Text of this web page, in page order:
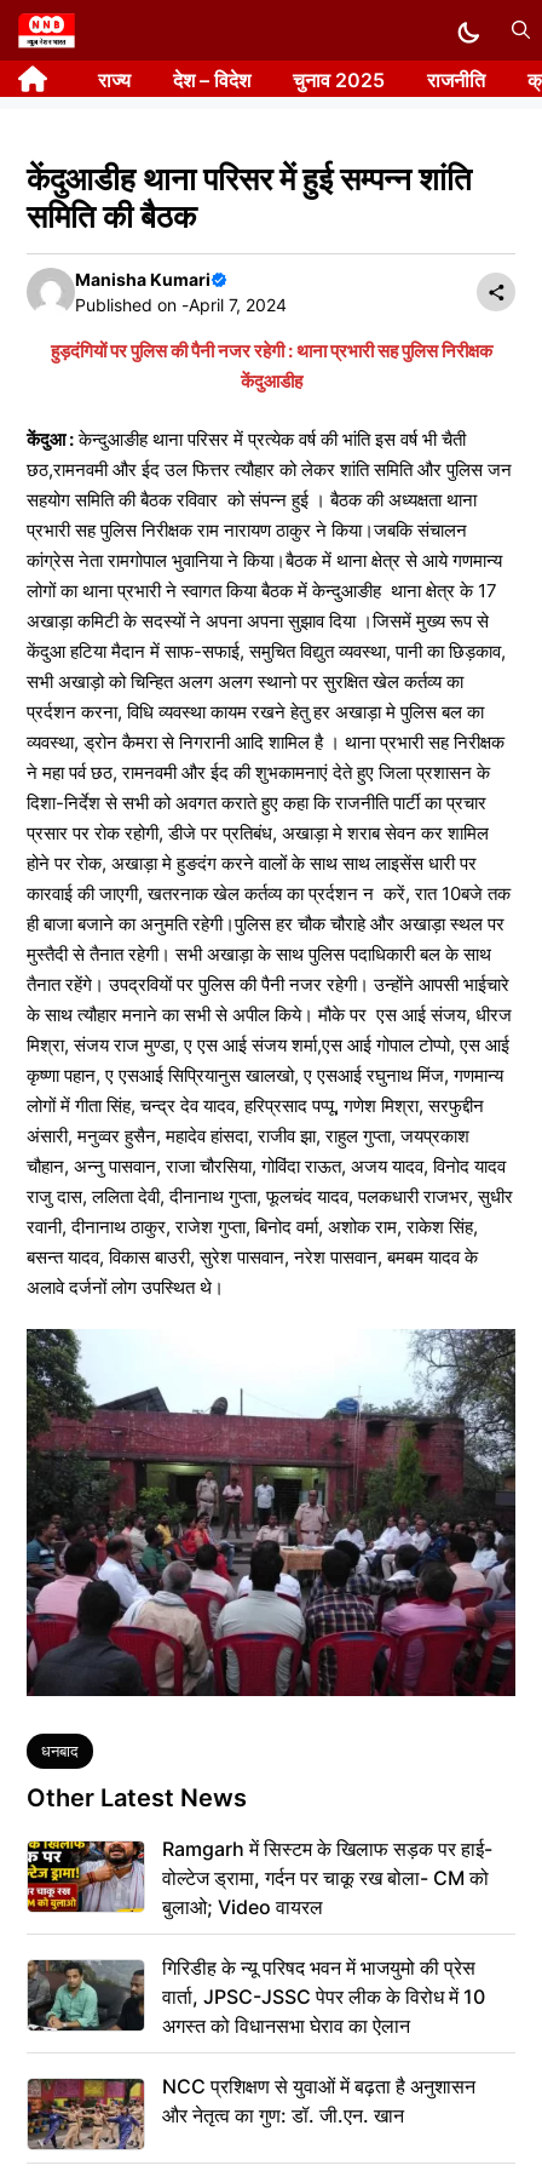
Skip
to
content राज्य देश – विदेश चुनाव 2025 राजनीति
केंदुआडीह थाना परिसर में हुई सम्पन्न शांति
समिति की बैठक
Manisha Kumari
Published on -April 7, 2024
हुड़दंगियों पर पुलिस की पैनी नजर रहेगी : थाना प्रभारी सह पुलिस निरीक्षक
केंदुआडीह
केंदुआ :केन्दुआङीह थाना परिसर में प्रत्येक वर्ष की भांति इस वर्ष भी चैती
छठ,रामनवमी और ईद उल फित्तर त्यौहार को लेकर शांति समिति और पुलिस जन
सहयोग समिति की बैठक रविवार को संपन्न हुई । बैठक की अध्यक्षता थाना
प्रभारी सह पुलिस निरीक्षक राम नारायण ठाकुर ने किया।जबकि संचालन
कांग्रेस नेता रामगोपाल भुवानिया ने किया।बैठक में थाना क्षेत्र से आये गणमान्य
लोगों का थाना प्रभारी ने स्वागत किया बैठक में केन्दुआङीह थाना क्षेत्र के 17
अखाड़ा कमिटी के सदस्यों ने अपना अपना सुझाव दिया ।जिसमें मुख्य रूप से
केंदुआ हटिया मैदान में साफ-सफाई, समुचित विद्युत व्यवस्था, पानी का छिड़काव,
सभी अखाड़ो को चिन्हित अलग अलग स्थानो पर सुरक्षित खेल कर्तव्य का
प्रर्दशन करना, विधि व्यवस्था कायम रखने हेतु हर अखाड़ा मे पुलिस बल का
व्यवस्था, ड्रोन कैमरा से निगरानी आदि शामिल है । थाना प्रभारी सह निरीक्षक
ने महा पर्व छठ, रामनवमी और ईद की शुभकामनाएं देते हुए जिला प्रशासन के
दिशा-निर्देश से सभी को अवगत कराते हुए कहा कि राजनीति पार्टी का प्रचार
प्रसार पर रोक रहोगी, डीजे पर प्रतिबंध, अखाड़ा मे शराब सेवन कर शामिल
होने पर रोक, अखाड़ा मे हुङदंग करने वालों के साथ साथ लाइसेंस धारी पर
कारवाई की जाएगी, खतरनाक खेल कर्तव्य का प्रर्दशन न करें, रात 10बजे तक
ही बाजा बजाने का अनुमति रहेगी।पुलिस हर चौक चौराहे और अखाड़ा स्थल पर
मुस्तैदी से तैनात रहेगी। सभी अखाड़ा के साथ पुलिस पदाधिकारी बल के साथ
तैनात रहेंगे। उपद्रवियों पर पुलिस की पैनी नजर रहेगी। उन्होंने आपसी भाईचारे
के साथ त्यौहार मनाने का सभी से अपील किये। मौके पर एस आई संजय, धीरज
मिश्रा, संजय राज मुण्डा, ए एस आई संजय शर्मा,एस आई गोपाल टोप्पो, एस आई
कृष्णा पहान, ए एसआई सिप्रियानुस खालखो, ए एसआई रघुनाथ मिंज, गणमान्य
लोगों में गीता सिंह, चन्द्र देव यादव, हरिप्रसाद पप्पू, गणेश मिश्रा, सरफुद्दीन
अंसारी, मनुव्वर हुसैन, महादेव हांसदा, राजीव झा, राहुल गुप्ता, जयप्रकाश
चौहान, अन्नु पासवान, राजा चौरसिया, गोविंदा राऊत, अजय यादव, विनोद यादव
राजु दास, ललिता देवी, दीनानाथ गुप्ता, फूलचंद यादव, पलकधारी राजभर, सुधीर
रवानी, दीनानाथ ठाकुर, राजेश गुप्ता, बिनोद वर्मा, अशोक राम, राकेश सिंह,
बसन्त यादव, विकास बाउरी, सुरेश पासवान, नरेश पासवान, बमबम यादव के
अलावे दर्जनों लोग उपस्थित थे।
Tags
धनबाद
Other Latest News
Ramgarh में सिस्टम के खिलाफ सड़क पर हाई-
वोल्टेज ड्रामा, गर्दन पर चाकू रख बोला- CM को
बुलाओ; Video वायरल
गिरिडीह के न्यू परिषद भवन में भाजयुमो की प्रेस
वार्ता, JPSC-JSSC पेपर लीक के विरोध में 10
अगस्त को विधानसभा घेराव का ऐलान
NCC प्रशिक्षण से युवाओं में बढ़ता है अनुशासन
और नेतृत्व का गुण: डॉ. जी.एन. खान